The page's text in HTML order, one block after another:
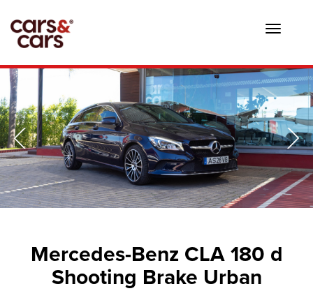
Toggle
Mercedes-Benz CLA 180 d
Shooting Brake Urban